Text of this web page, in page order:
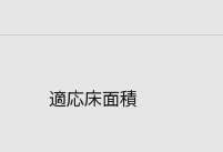
適応床面積